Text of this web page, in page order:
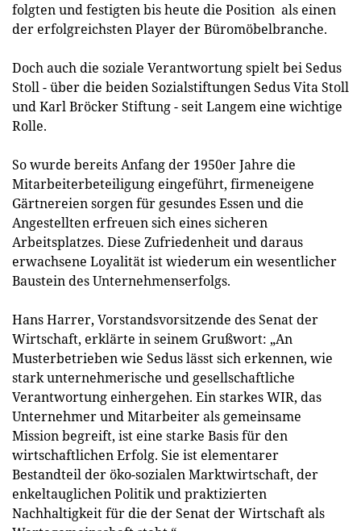
folgten und festigten bis heute die Position als einen
der erfolgreichsten Player der Büromöbelbranche.
Doch auch die soziale Verantwortung spielt bei Sedus
Stoll - über die beiden Sozialstiftungen Sedus Vita Stoll
und Karl Bröcker Stiftung - seit Langem eine wichtige
Rolle.
So wurde bereits Anfang der 1950er Jahre die
Mitarbeiterbeteiligung eingeführt, firmeneigene
Gärtnereien sorgen für gesundes Essen und die
Angestellten erfreuen sich eines sicheren
Arbeitsplatzes. Diese Zufriedenheit und daraus
erwachsene Loyalität ist wiederum ein wesentlicher
Baustein des Unternehmenserfolgs.
Hans Harrer, Vorstandsvorsitzende des Senat der
Wirtschaft, erklärte in seinem Grußwort: „An
Musterbetrieben wie Sedus lässt sich erkennen, wie
stark unternehmerische und gesellschaftliche
Verantwortung einhergehen. Ein starkes WIR, das
Unternehmer und Mitarbeiter als gemeinsame
Mission begreift, ist eine starke Basis für den
wirtschaftlichen Erfolg. Sie ist elementarer
Bestandteil der öko-sozialen Marktwirtschaft, der
enkeltauglichen Politik und praktizierten
Nachhaltigkeit für die der Senat der Wirtschaft als